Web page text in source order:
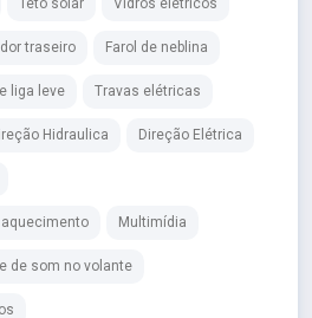
Teto solar Vidros elétricos
traseiro Farol de neblina
liga leve Travas elétricas
Hidraulica Direção Elétrica
Multimídia
de som no volante